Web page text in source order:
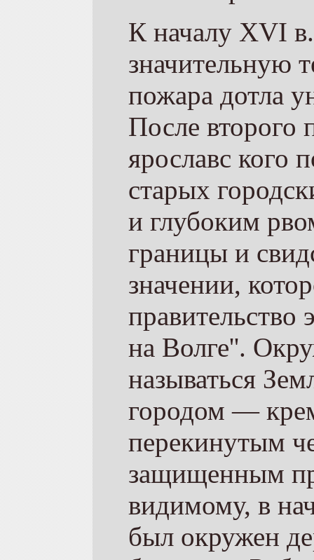
К началу XVI
значительную
пожара дотла
После второго
ярославс­ кого
старых
и глубоким
границы и
значении,
правительство
на Волге''.
называться
городом —
перекинутым
защищенным
видимому, в
был окружен